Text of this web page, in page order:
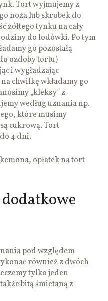
Tort wyjmujemy z
noża lub skrobek do
żółtego tynku na cały
do lodówki. Po tym
go pozostałą
ozdoby tortu)
i wygładzając
chwilkę wkładamy go
„kleksy” z
według uznania np.
które musimy
cukrową. Tort
4 dni.
opłatek na tort
pod względem
również z dwóch
tylko jeden
bitą śmietaną z